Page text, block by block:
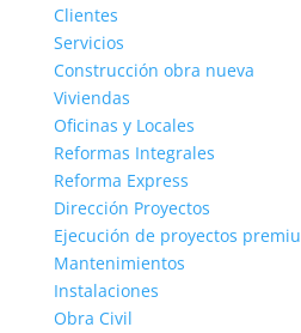
Clientes
Servicios
Construcción obra nueva
Viviendas
Oficinas y Locales
Reformas Integrales
Reforma Express
Dirección Proyectos
Ejecución de proyectos
Mantenimientos
Instalaciones
Obra Civil